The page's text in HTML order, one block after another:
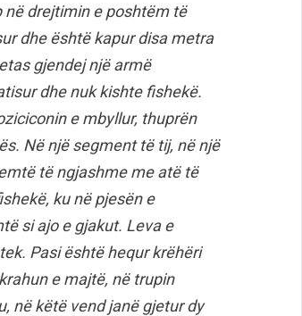
në drejtimin e poshtëm të
dhe është kapur disa metra
gjendej një armë
dhe nuk kishte fishekë.
e mbyllur, thuprën
Në një segment të tij, në një
të ngjashme me atë të
ku në pjesën e
si ajo e gjakut. Leva e
Pasi është hequr krëhëri
e majtë, në trupin
në këtë vend janë gjetur dy